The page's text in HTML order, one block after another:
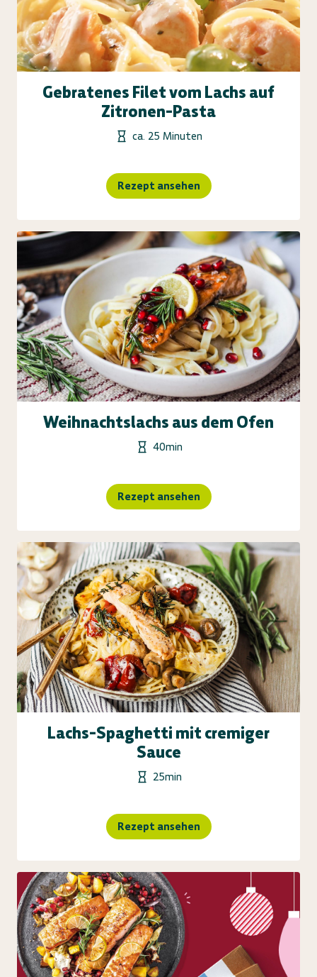
Gebratenes Filet vom Lachs auf
Zitronen-Pasta
ca. 25 Minuten
Rezept ansehen
Weihnachtslachs aus dem Ofen
40min
Rezept ansehen
Lachs-Spaghetti mit cremiger
Sauce
25min
Rezept ansehen